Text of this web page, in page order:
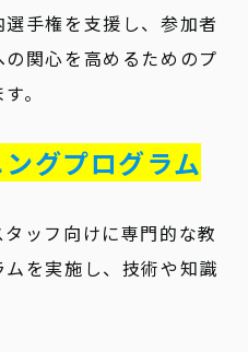
手権を支援し、参加者
関心を高めるためのプ
。
グプログラム
ッフ向けに専門的な教
を実施し、技術や知識